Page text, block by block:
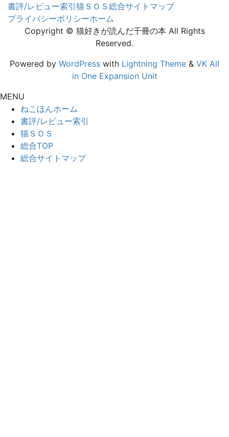
書評/レビュー索引猫ＳＯＳ総合サイトマップ
プライバシーポリシーホーム
Copyright © 猫好きが読んだ千冊の本 All Rights
Reserved.
Powered by WordPress with Lightning Theme & VK All
in One Expansion Unit
MENU
ねこほんホーム
書評/レビュー索引
猫ＳＯＳ
総合TOP
総合サイトマップ